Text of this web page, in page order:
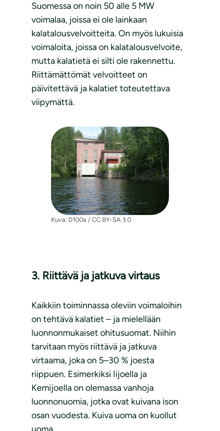
Suomessa on noin 50 alle 5 MW
voimalaa, joissa ei ole lainkaan
kalatalousvelvoitteita. On myös lukuisia
voimaloita, joissa on kalatalousvelvoite,
mutta kalatietä ei silti ole rakennettu.
Riittämättömät velvoitteet on
päivitettävä ja kalatiet toteutettava
viipymättä.
Kuva: D100a / CC BY-SA 3.0
3. Riittävä ja jatkuva virtaus
Kaikkiin toiminnassa oleviin voimaloihin
on tehtävä kalatiet – ja mielellään
luonnonmukaiset ohitusuomat. Niihin
tarvitaan myös riittävä ja jatkuva
virtaama, joka on 5–30 % joesta
riippuen. Esimerkiksi Iijoella ja
Kemijoella on olemassa vanhoja
luonnonuomia, jotka ovat kuivana ison
osan vuodesta. Kuiva uoma on kuollut
uoma.